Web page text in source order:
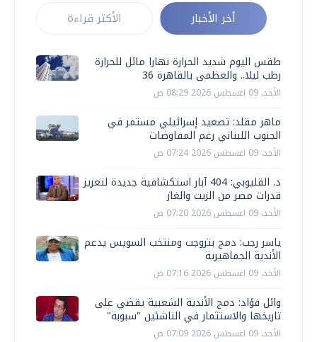
أخر الأخبار الأكثر قراءة
طقس اليوم شديد الحرارة نهارا مائل للحرارة
رطب ليلا.. والعظمى بالقاهرة 36
الأحد، 09 اغسطس 2026 08:29 ص
ماهر مقلد: تصعيد إسرائيلي مستمر في
الجنوب اللبناني رغم المفاوضات
الأحد، 09 اغسطس 2026 07:24 ص
د. القليوبي: 404 آبار استكشافية جديدة لتعزيز
قدرات مصر من الزيت والغاز
الأحد، 09 اغسطس 2026 07:20 ص
ياسر رجب: دمج بتروجت ومنتخب السويس يدعم
الأندية الجماهيرية
الأحد، 09 اغسطس 2026 07:16 ص
وائل فؤاد: دمج الأندية الشعبية يقضي على
تاريخها والاستثمار في الناشئين "سبوبة"
الأحد، 09 اغسطس 2026 07:09 ص